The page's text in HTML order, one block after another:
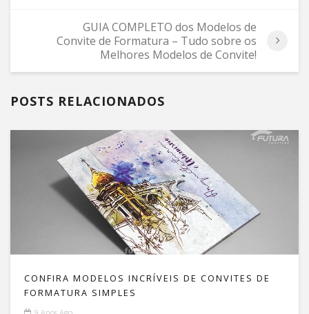
GUIA COMPLETO dos Modelos de
Convite de Formatura – Tudo sobre os
Melhores Modelos de Convite!
POSTS RELACIONADOS
CONFIRA MODELOS INCRÍVEIS DE CONVITES DE
FORMATURA SIMPLES